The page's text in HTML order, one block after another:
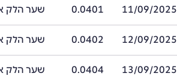
11/09/2025
0.0401 שער הלק אלבני
12/09/2025
0.0402 שער הלק אלבני
13/09/2025
0.0404 שער הלק אלבני